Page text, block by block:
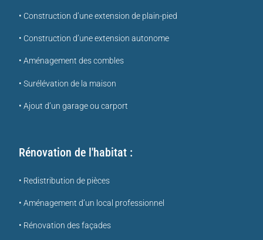
• Construction d’une extension de plain-pied
• Construction d’une extension autonome
• Aménagement des combles
• Surélévation de la maison
• Ajout d’un garage ou carport
Rénovation de l'habitat :
• Redistribution de pièces
• Aménagement d’un local professionnel
• Rénovation des façades